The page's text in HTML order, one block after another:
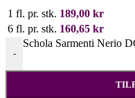
1 fl. pr. stk. 189,00 kr
6 fl. pr. stk. 160,65 kr
-
Schola Sarmenti Nerio